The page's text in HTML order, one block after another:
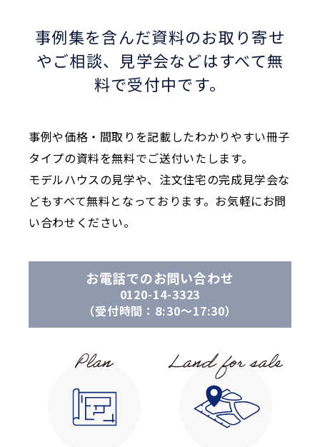
事例集を含んだ資料のお取り寄せ
やご相談、
見学会などはすべて無
料で受付中です。
事例や価格・間取りを記載したわかりやすい冊子
タイプの資料を無料でご送付いたします。
モデルハウスの見学や、注文住宅の完成見学会な
どもすべて無料となっております。お気軽にお問
い合わせください。
お電話でのお問い合わせ
0120-14-3323
（受付時間：8:30〜17:30）